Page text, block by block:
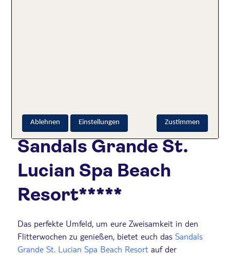
10.❤️ St. Lucia:
Sandals Grande St.
Lucian Spa Beach
Resort*****
Das perfekte Umfeld, um eure Zweisamkeit in den
Flitterwochen zu genießen, bietet euch das Sandals
Grande St. Lucian Spa Beach Resort auf der
Zustimmen
Ablehnen Einstellungen